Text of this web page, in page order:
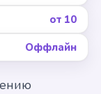
от 10
Оффлайн